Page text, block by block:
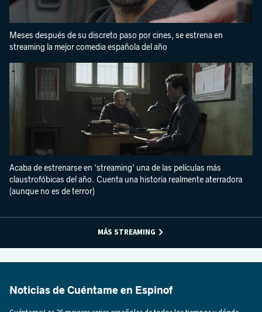
Meses después de su discreto paso por cines, se estrena en
streaming la mejor comedia española del año
Acaba de estrenarse en 'streaming' una de las películas más
claustrofóbicas del año. Cuenta una historia realmente aterradora
(aunque no es de terror)
MÁS STREAMING
Noticias de Cuéntame en Espinof